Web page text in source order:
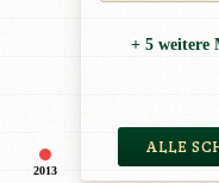
2013
+ 5 weitere
ALLE